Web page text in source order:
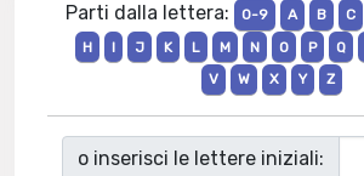
Parti dalla lettera: 0-9 A B C
H
I J K L M N O P Q
V
W X Y Z
o inserisci le lettere iniziali: